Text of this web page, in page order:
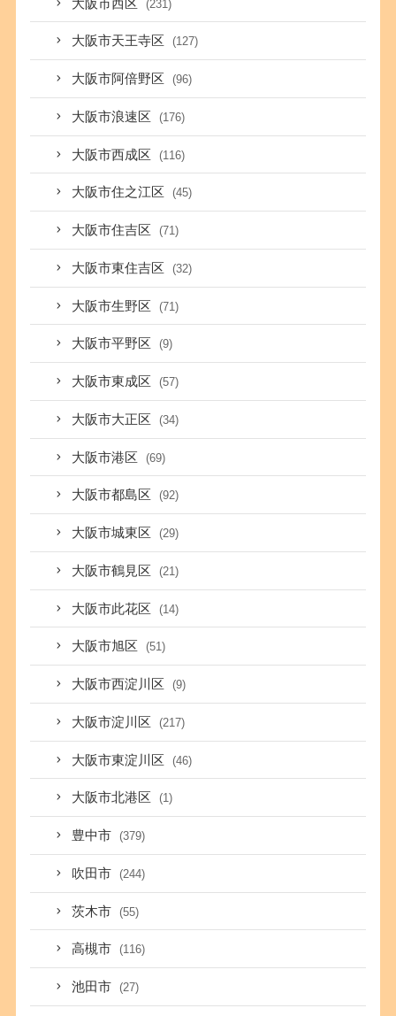
大阪市西区 (231)
大阪市天王寺区 (127)
大阪市阿倍野区 (96)
大阪市浪速区 (176)
大阪市西成区 (116)
大阪市住之江区 (45)
大阪市住吉区 (71)
大阪市東住吉区 (32)
大阪市生野区 (71)
大阪市平野区 (9)
大阪市東成区 (57)
大阪市大正区 (34)
大阪市港区 (69)
大阪市都島区 (92)
大阪市城東区 (29)
大阪市鶴見区 (21)
大阪市此花区 (14)
大阪市旭区 (51)
大阪市西淀川区 (9)
大阪市淀川区 (217)
大阪市東淀川区 (46)
大阪市北港区 (1)
豊中市 (379)
吹田市 (244)
茨木市 (55)
高槻市 (116)
池田市 (27)